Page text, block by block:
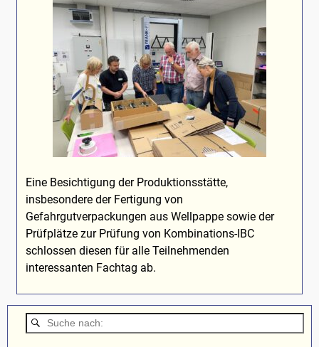
Eine Besichtigung der Produktionsstätte,
insbesondere der Fertigung von
Gefahrgutverpackungen aus Wellpappe sowie der
Prüfplätze zur Prüfung von Kombinations-IBC
schlossen diesen für alle Teilnehmenden
interessanten Fachtag ab.